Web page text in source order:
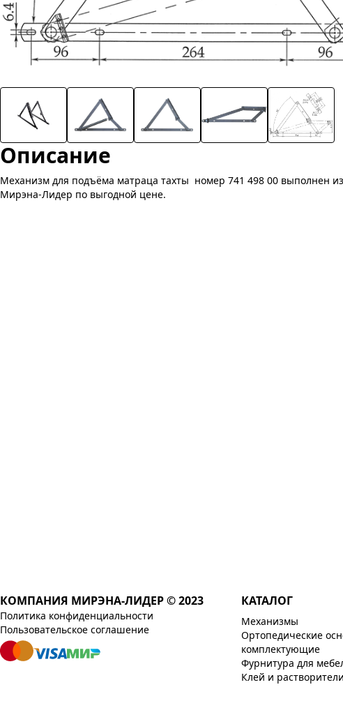
Описание
Механизм для подъёма матраца тахты номер 741 498 00 выполнен
Мирэна-Лидер по выгодной цене.
КОМПАНИЯ МИРЭНА-ЛИДЕР © 2023
Политика конфиденциальности
Пользовательское соглашение
КАТАЛОГ
Механизмы
Ортопедические
комплектующие
Фурнитура для
Клей и растворители